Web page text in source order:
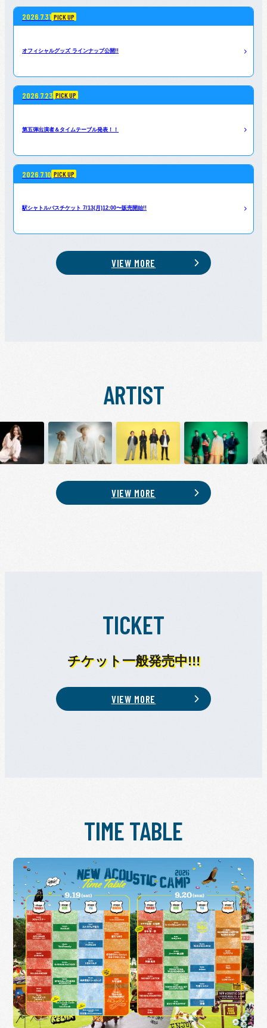
2026.7.31 PICK UP
オフィシャルグッズ ラインナップ公開!!
2026.7.23 PICK UP
第五弾出演者＆タイムテーブル発表！！
2026.7.10 PICK UP
駅シャトルバスチケット 7/13(月)12:00〜販売開始!!
VIEW MORE
ARTIST
VIEW MORE
TICKET
チケット一般発売中!!!
VIEW MORE
TIME TABLE